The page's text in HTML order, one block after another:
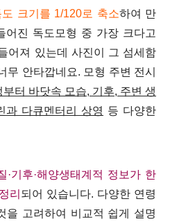
도 크기를 1/120로 축소하여 만
어진 독도모형 중 가장 크다고
어져 있는데 사진이 그 섬세함
무 안타깝네요. 모형 주변 전시
터 바닷속 모습, 기후, 주변 생
과 다큐멘터리 상영 등 다양한
·기후·해양생태계적 정보가 한
리 되어 있습니다. 다양한 연령
을 고려하여 비교적 쉽게 설명